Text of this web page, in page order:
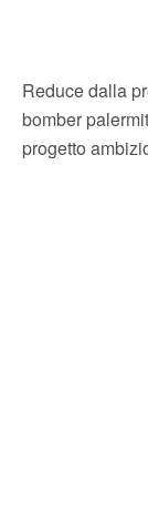
Reduce dalla
bomber
progetto